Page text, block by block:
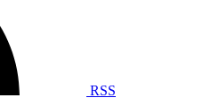
RSS